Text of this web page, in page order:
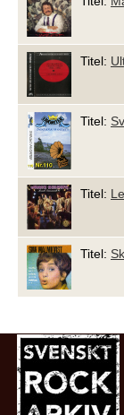
Titel:
Titel:
Titel:
Titel: